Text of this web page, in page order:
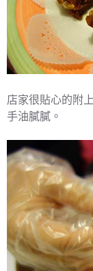
店家很貼心的附
手油膩膩。